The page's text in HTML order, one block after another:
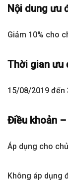
Nội dung ưu
Giảm 10% cho
Thời gian ưu
15/08/2019 đến
Điều khoản
Áp dụng cho
Không áp dụng